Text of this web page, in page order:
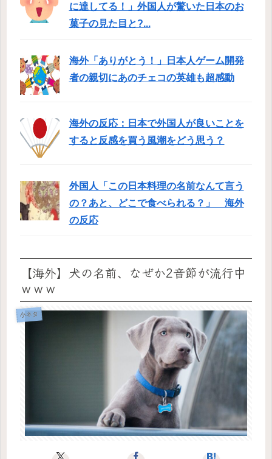
に達してる！」外国人が驚いた日本のお
菓子の見た目と?...
海外「ありがとう！」日本人ゲーム開発
者の親切にあのチェコの英雄も超感動
海外の反応：日本で外国人が良いことを
すると反感を買う風潮をどう思う？
外国人「この日本料理の名前なんて言う
の？あと、どこで食べられる？」 海外
の反応
【海外】犬の名前、なぜか2音節が流行中
ｗｗｗ
小ネタ